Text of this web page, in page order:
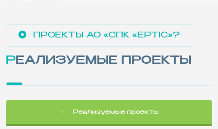
ПРОЕКТЫ АО «СПК «ЕРТІС»?
РЕАЛИЗУЕМЫЕ ПРОЕКТЫ
Реализуемые проекты